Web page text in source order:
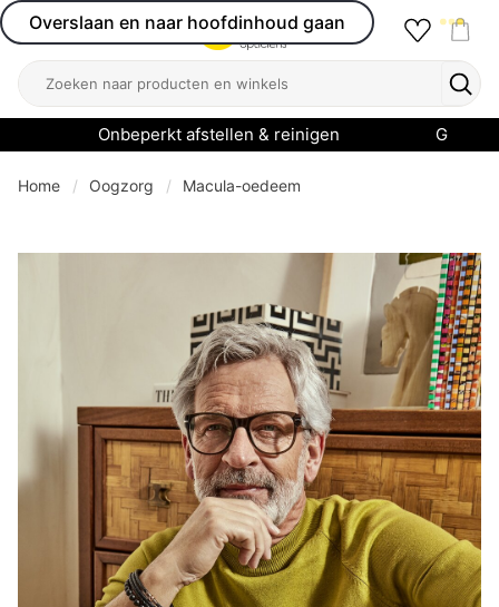
Overslaan en naar hoofdinhoud gaan
Open menu
Zoeken
Onbeperkt afstellen & reinigen
Home Oogzorg Macula-oedeem